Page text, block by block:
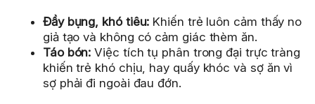
Đầy bụng, khó tiêu: Khiến trẻ luôn cảm thấy no
giả tạo và không có cảm giác thèm ăn.
Táo bón: Việc tích tụ phân trong đại trực tràng
khiến trẻ khó chịu, hay quấy khóc và sợ ăn vì
sợ phải đi ngoài đau đớn.